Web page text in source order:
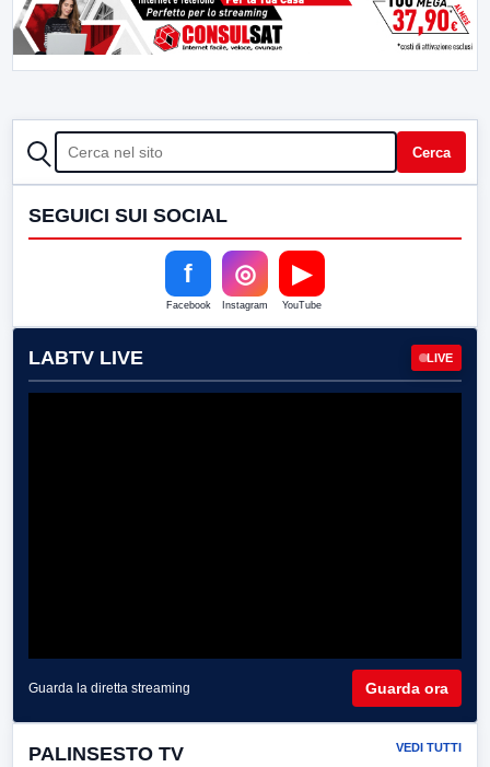
CERCA Cerca
SEGUICI SUI SOCIAL
f
Facebook
◎
Instagram
▶
YouTube
LABTV LIVE LIVE
Guarda la diretta streaming Guarda ora
PALINSESTO TV VEDI TUTTI